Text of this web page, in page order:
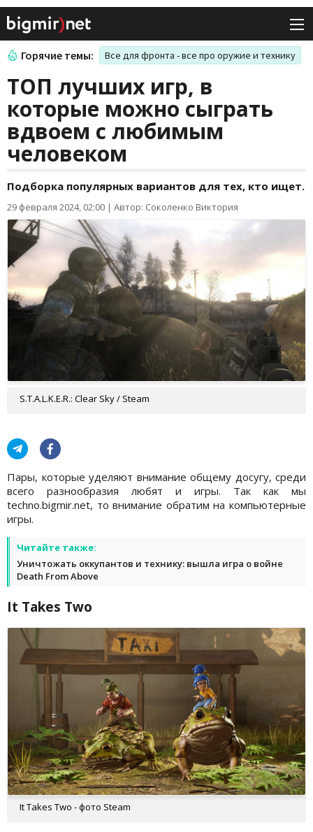
Горячие темы: Все для фронта - все про оружие и технику
ТОП лучших игр, в
которые можно сыграть
вдвоем с любимым
человеком
Подборка популярных вариантов для тех, кто ищет.
29 февраля 2024, 02:00 | Автор: Соколенко Виктория
S.T.A.L.K.E.R.: Clear Sky / Steam
Пары, которые уделяют внимание общему досугу, среди
всего разнообразия любят и игры. Так как мы
techno.bigmir.net, то внимание обратим на компьютерные
игры.
Читайте также:
Уничтожать оккупантов и технику: вышла игра о войне
Death From Above
It Takes Two
It Takes Two - фото Steam